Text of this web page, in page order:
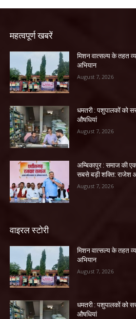
महत्वपूर्ण खबरें
मिशन वात्सल्य के तहत
अभियान
August 7, 2026
धमतरी : पशुपालकों को
औषधियां
August 7, 2026
अम्बिकापुर : समाज की
सबसे बड़ी शक्ति: राजेश
August 7, 2026
वाइरल स्टोरी
मिशन वात्सल्य के तहत
अभियान
August 7, 2026
धमतरी : पशुपालकों को
औषधियां